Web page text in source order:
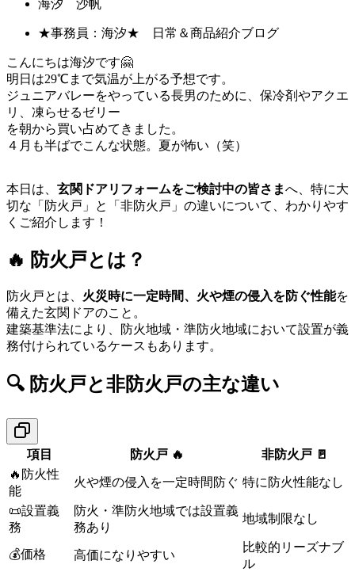
海汐 沙帆
★事務員：海汐★ 日常＆商品紹介ブログ
こんにちは海汐です🤗
明日は29℃まで気温が上がる予想です。
ジュニアバレーをやっている長男のために、保冷剤やアクエ
リ、凍らせるゼリー
を朝から買い占めてきました。
４月も半ばでこんな状態。夏が怖い（笑）
本日は、 玄関ドアリフォームをご検討中の皆さまへ、特に大
切な「防火戸」と「非防火戸」の違いについて、わかりやす
くご紹介します！
🔥 防火戸とは？
防火戸とは、 火災時に一定時間、火や煙の侵入を防ぐ性能を
備えた玄関ドアのこと。
建築基準法により、防火地域・準防火地域において設置が義
務付けられているケースもあります。
🔍 防火戸と非防火戸の主な違い
項目 防火戸 🔥
非防火戸 🚪
🔥防火性
能
火や煙の侵入を一定時間防ぐ 特に防火性能なし
📜設置義
務
防火・準防火地域では設置義
務あり
地域制限なし
💰価格 高価になりやすい
比較的リーズナブ
ル